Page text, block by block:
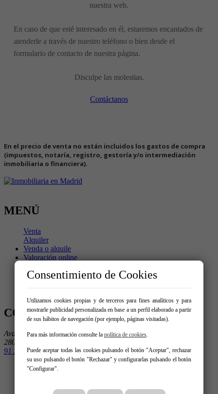
nuestra web.
En caso de que esté interesado en él, estaremos encantados de
atenderle a través de nuestro teléfono o bien desde el
formulario de contacto de nuestra página.
Disculpe las molestias.
Contáctanos
En el precio de venta no están incluidos los gastos de compra
(impuestos, notaría, registro, gestoría y/o intermediación
inmobiliaria o financiera).
MENÚ
Venta
Alquiler
Venda o alquile
Valoración online
Trabaja con nosotros
CONTÁCTENOS
Avda. de la Albufera 220 - Local 1
28038 Madrid
91 303 15 15
Consentimiento de Cookies
Utilizamos cookies propias y de terceros para fines analíticos y para
mostrarle publicidad personalizada en base a un perfil elaborado a partir
de sus hábitos de navegación (por ejemplo, páginas visitadas).
Para más información consulte la política de cookies.
Puede aceptar todas las cookies pulsando el botón "Aceptar", rechazar
su uso pulsando el botón "Rechazar" y configurarlas pulsando el botón
"Configurar".